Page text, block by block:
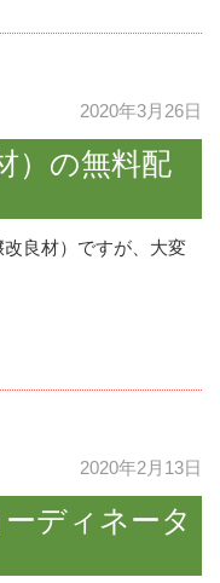
2020年3月26日
）の無料配
良材）ですが、大変
2020年2月13日
ディネータ